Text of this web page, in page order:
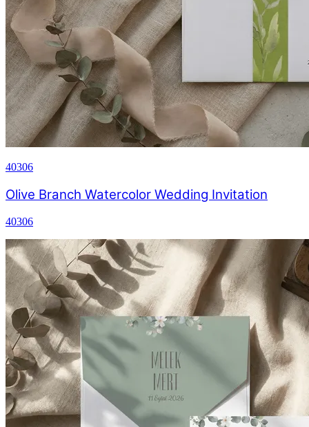
40306
Olive Branch Watercolor Wedding Invitation
40306